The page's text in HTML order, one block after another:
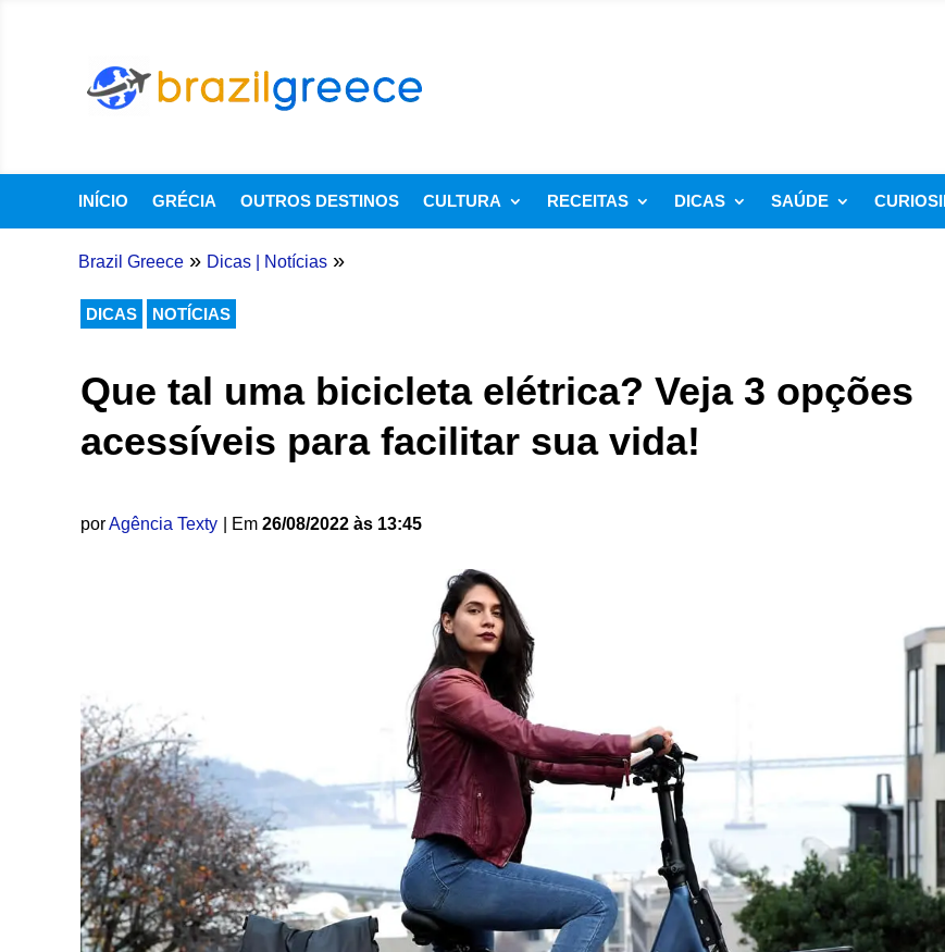
INÍCIO GRÉCIA OUTROS DESTINOS CULTURA RECEITAS DICAS SAÚDE
Brazil Greece » Dicas| Notícias »
DICAS NOTÍCIAS
Que tal uma bicicleta elétrica? Veja 3 opções
acessíveis para facilitar sua vida!
porAgência Texty | Em 26/08/2022 às 13:45